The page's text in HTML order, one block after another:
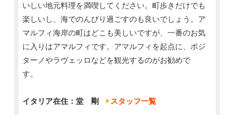
いしい地元料理を満喫してください。町歩きだけでも
楽しいし、海でのんびり過ごすのも良いでしょう。ア
マルフィ海岸の町はどこも美しいですが、一番のお気
に入りはアマルフィです。アマルフィを起点に、ポジ
ターノやラヴェッロなどを観光するのがお勧めで
す。
イタリア在住：堂 剛 スタッフ一覧